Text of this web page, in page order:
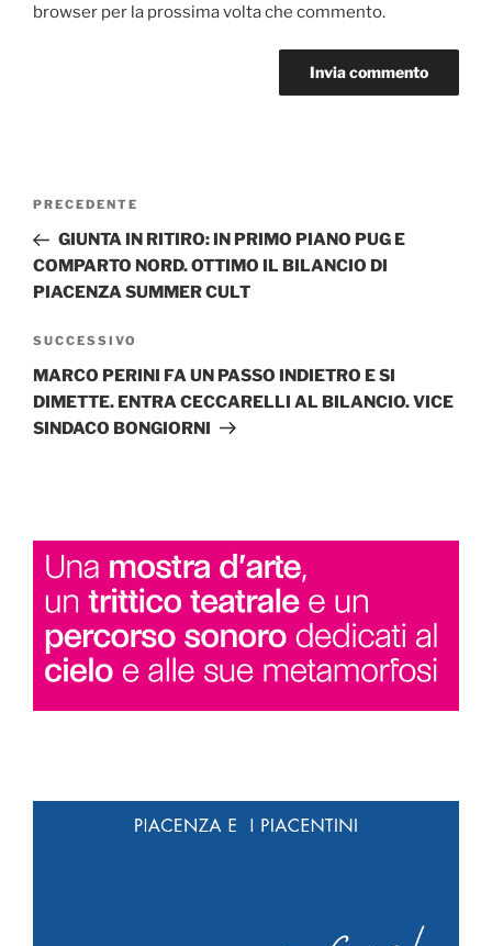
browser per la prossima volta che commento.
Navigazione
Articolo
precedente:
PRECEDENTE
GIUNTA IN RITIRO: IN PRIMO PIANO PUG E
COMPARTO NORD. OTTIMO IL BILANCIO DI
PIACENZA SUMMER CULT
Articolo
successivo
SUCCESSIVO
MARCO PERINI FA UN PASSO INDIETRO E SI
DIMETTE. ENTRA CECCARELLI AL BILANCIO. VICE
SINDACO BONGIORNI